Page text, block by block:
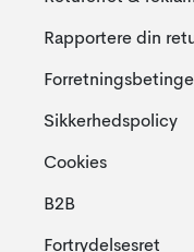
Rapportere din
Sikkerhedspolicy
Cookies
B2B
Fortrydelsesret